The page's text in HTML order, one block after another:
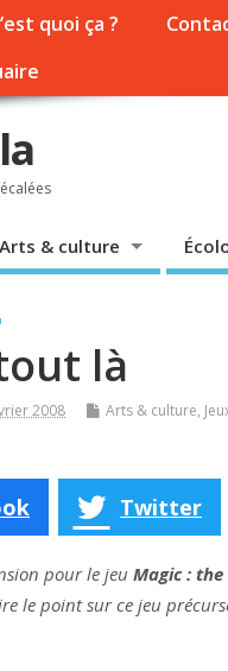
quoi ça ?
Arts & culture
là
2008 Arts & culture,
Twitter
pour le jeu Magic :
le point sur ce jeu